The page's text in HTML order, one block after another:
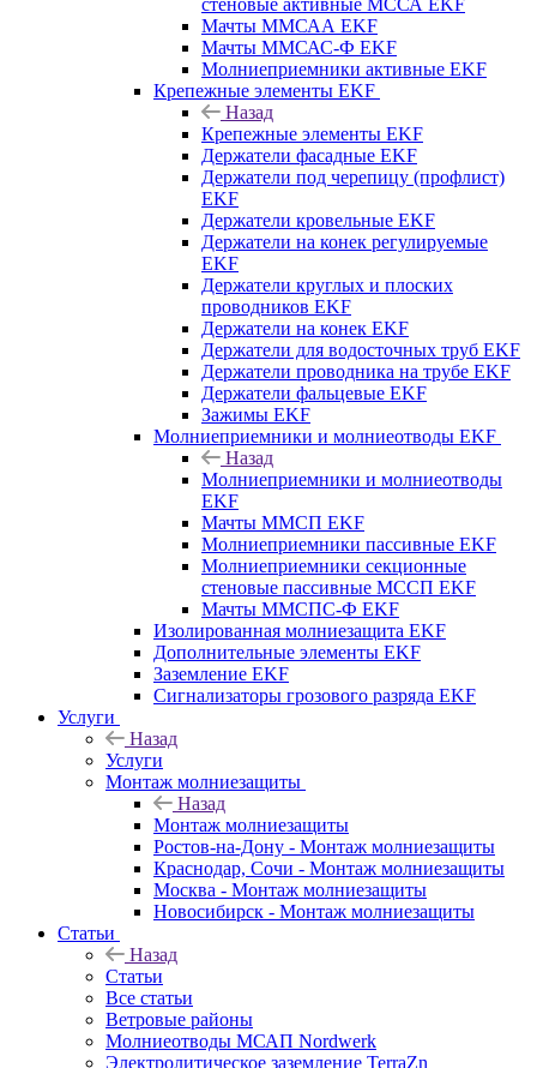
стеновые активные МССА EKF
Мачты ММСАА EKF
Мачты ММСАС-Ф EKF
Молниеприемники активные EKF
Крепежные элементы EKF
Назад
Крепежные элементы EKF
Держатели фасадные EKF
Держатели под черепицу (профлист)
EKF
Держатели кровельные EKF
Держатели на конек регулируемые
EKF
Держатели круглых и плоских
проводников EKF
Держатели на конек EKF
Держатели для водосточных труб EKF
Держатели проводника на трубе EKF
Держатели фальцевые EKF
Зажимы EKF
Молниеприемники и молниеотводы EKF
Назад
Молниеприемники и молниеотводы
EKF
Мачты ММСП EKF
Молниеприемники пассивные EKF
Молниеприемники секционные
стеновые пассивные МССП EKF
Мачты ММСПС-Ф EKF
Изолированная молниезащита EKF
Дополнительные элементы EKF
Заземление EKF
Сигнализаторы грозового разряда EKF
Услуги
Назад
Услуги
Монтаж молниезащиты
Назад
Монтаж молниезащиты
Ростов-на-Дону - Монтаж молниезащиты
Краснодар, Сочи - Монтаж молниезащиты
Москва - Монтаж молниезащиты
Новосибирск - Монтаж молниезащиты
Статьи
Назад
Статьи
Все статьи
Ветровые районы
Молниеотводы МСАП Nordwerk
Электролитическое заземление TerraZn